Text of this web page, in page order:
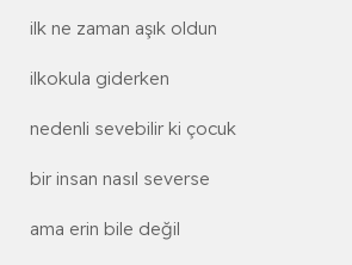
ilk ne zaman aşık oldun
ilkokula giderken
nedenli sevebilir ki çocuk
bir insan nasıl severse
ama erin bile değil